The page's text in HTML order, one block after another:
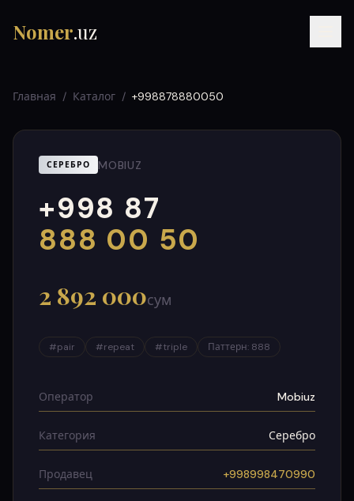
Nomer.uz
UZ УЗ
Главная / Каталог / +998878880050
СЕРЕБРО MOBIUZ
+998 87
888 00 50
000
999
2 892 000сум
#pair #repeat #triple Паттерн: 888
Оператор Mobiuz
Категория Серебро
Продавец +998998470990